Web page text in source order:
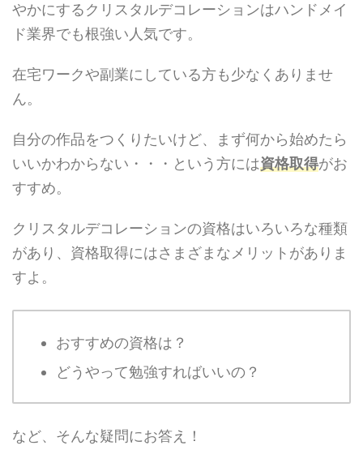
やかにするクリスタルデコレーションはハンドメイ
ド業界でも根強い人気です。
在宅ワークや副業にしている方も少なくありませ
ん。
自分の作品をつくりたいけど、まず何から始めたら
いいかわからない・・・という方には資格取得がお
すすめ。
クリスタルデコレーションの資格はいろいろな種類
があり、資格取得にはさまざまなメリットがありま
すよ。
おすすめの資格は？
どうやって勉強すればいいの？
など、そんな疑問にお答え！